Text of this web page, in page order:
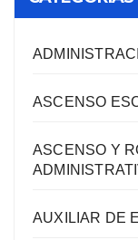
ASCENSO
ASCENSO Y
AUXILIAR DE